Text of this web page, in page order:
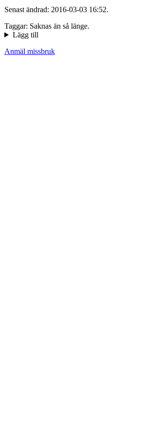
Senast ändrad: 2016-03-03 16:52.
Taggar: Saknas än så länge.
Lägg till
Anmäl missbruk